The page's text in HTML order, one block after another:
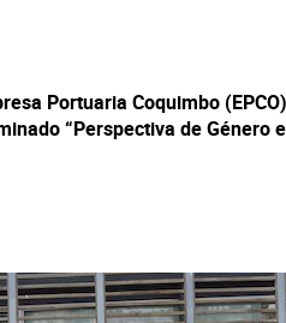
Portuaria Coquimbo
“Perspectiva de Género